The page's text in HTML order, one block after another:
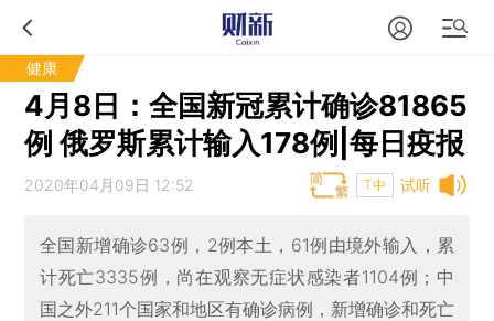
健康
4月8日：全国新冠累计确诊81865
例 俄罗斯累计输入178例|每日疫报
试听
2020年04月09日 12:52 T中
全国新增确诊63例，2例本土，61例由境外输入，累
计死亡3335例，尚在观察无症状感染者1104例；中
国之外211个国家和地区有确诊病例，新增确诊和死亡